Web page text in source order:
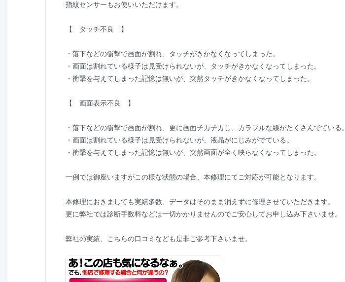
指紋センサーもお使いいただけます。
【 タッチ不良 】
・落下などの衝撃で画面が割れ、タッチがきかなくなってしまった。
・画面は割れている様子は見受けられないが、タッチがきかなくなってしまった。
・衝撃を与えてしまった記憶は無いが、突然タッチがきかなくなってしまった。
【 画面表示不良 】
・落下などの衝撃で画面が割れ、更に画面チカチカし、カラフルな線がたくさんでている。
・画面は割れている様子は見受けられないが、液晶がにじみがでている。
・衝撃を与えてしまった記憶は無いが、突然画面が全く映らなくなってしまった。
一例では御座いますがこの様な状態の場合、本修理にてご対応が可能となります。
本修理におきましても実績多数、データはそのまま消えずに修理させていただきます。
更に弊社では診断手数料などは一切かかりませんのでご安心してお申し込み下さいませ。
弊社の実績、こちらの口コミなども是非ご参考下さいませ。